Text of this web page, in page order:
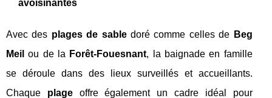
avoisinantes
Avec des plages de sabledoré comme celles de Beg
Meil ou de la Forêt-Fouesnant, la baignade en famille
se déroule dans des lieux surveillés et accueillants.
Chaque plageoffre également un cadre idéal pour